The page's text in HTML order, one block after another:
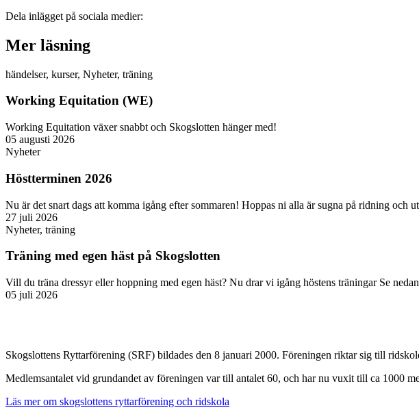
Dela inlägget på sociala medier:
Mer läsning
händelser, kurser, Nyheter, träning
Working Equitation (WE)
Working Equitation växer snabbt och Skogslotten hänger med!
05 augusti 2026
Nyheter
Höstterminen 2026
Nu är det snart dags att komma igång efter sommaren! Hoppas ni alla är sugna på ridning och
27 juli 2026
Nyheter, träning
Träning med egen häst på Skogslotten
Vill du träna dressyr eller hoppning med egen häst? Nu drar vi igång höstens träningar Se
05 juli 2026
Skogslottens Ryttarförening (SRF) bildades den 8 januari 2000. Föreningen riktar sig till
Medlemsantalet vid grundandet av föreningen var till antalet 60, och har nu vuxit till ca 1000
Läs mer om skogslottens ryttarförening och ridskola